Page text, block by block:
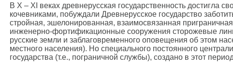
В Х – ХI веках древнерусская государственность достигла
кочевниками, побуждали Древнерусское государство
стройная, эшелонированная, взаимосвязанная
инженерно-фортификационные сооружения сторожевые
русские земли и заблаговременного оповещения об этом
местного населения). Но специального постоянного
государства (т.е., пограничной службы), создано в этот